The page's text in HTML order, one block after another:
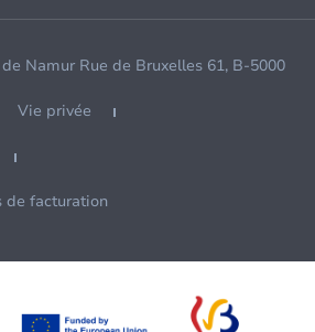
Namur Rue de Bruxelles 61, B-5000
Vie privée
de facturation